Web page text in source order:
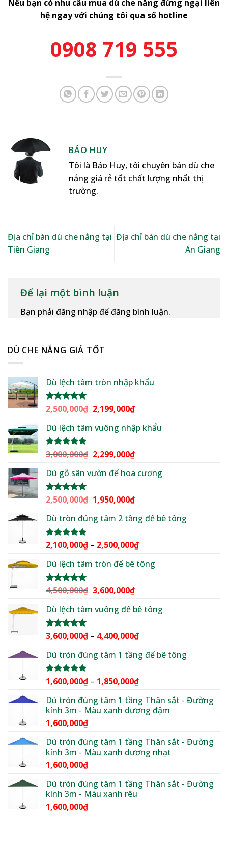
Nếu bạn có nhu cầu mua dù che nắng đừng ngại liên
hệ ngay với chúng tôi qua số hotline
0908 719 555
BẢO HUY
Tôi là Bảo Huy, tôi chuyên bán dù che
nắng giá rẻ tốt chất lượng nhất thị
trường.
Địa chỉ bán dù che nắng tại
Tiền Giang
Địa chỉ bán dù che nắng tại
An Giang
Để lại một bình luận
Bạn phải đăng nhập để đăng bình luận.
DÙ CHE NẮNG GIÁ TỐT
Dù lệch tâm tròn nhập khẩu
Được xếp
5 sao
2,500,000₫ Giá
là:
2,199,000₫Giá
tại
2,199,000₫.
Dù lệch tâm vuông nhập khẩu
Được xếp
5 sao
3,000,000₫ Giá
là:
2,299,000₫Giá
tại
2,299,000₫.
Dù gỗ sân vườn đế hoa cương
Được xếp
5 sao
2,500,000₫ Giá
là:
1,950,000₫Giá
tại
1,950,000₫.
Dù tròn đúng tâm 2 tầng đế bê tông
Được xếp
5 sao
2,100,000₫ – 2,500,000₫Khoảng
từ
Dù lệch tâm tròn đế bê tông
Được xếp
5 sao
4,500,000₫ Giá
là:
3,600,000₫Giá
tại
3,600,000₫.
Dù lệch tâm vuông đế bê tông
Được xếp
5 sao
3,600,000₫ – 4,400,000₫Khoảng
từ
đến
Dù tròn đúng tâm 1 tầng đế bê tông
Được xếp
5 sao
1,600,000₫ – 1,850,000₫Khoảng
từ
1,600,000₫
Dù tròn đúng tâm 1 tầng Thân sắt - Đường
kính 3m - Màu xanh dương đậm
1,600,000₫
Dù tròn đúng tâm 1 tầng Thân sắt - Đường
kính 3m - Màu xanh dương nhạt
1,600,000₫
Dù tròn đúng tâm 1 tầng Thân sắt - Đường
kính 3m - Màu xanh rêu
1,600,000₫